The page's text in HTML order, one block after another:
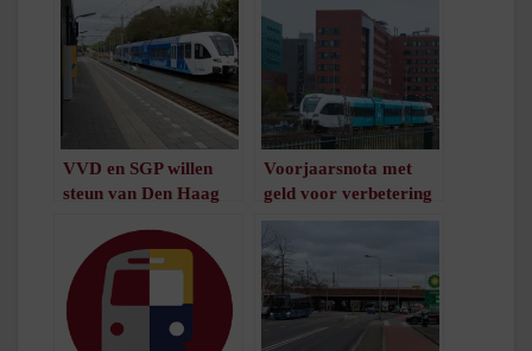
VVD en SGP willen
steun van Den Haag
trein
/
minuut leestijd
Voorjaarsnota met
geld voor verbetering
noordelijk spoor
/